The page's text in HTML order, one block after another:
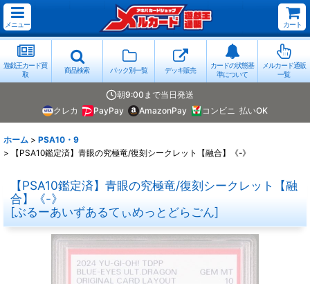
メニュー カート
遊戯王カード買
取
商品検索 パック別一覧 デッキ販売
カードの状態基
準について
メルカード通販
一覧
朝9:00まで当日発送
クレカ
PayPay AmazonPay コンビニ 払いOK
ホーム > PSA10・9
>
【PSA10鑑定済】青眼の究極竜/復刻シークレット【融合】《-》
【PSA10鑑定済】青眼の究極竜/復刻シークレット【融
合】《-》
[ぶるーあいずあるてぃめっとどらごん]